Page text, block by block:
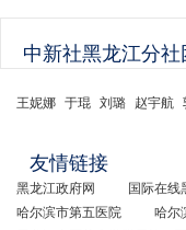
中新社黑龙江分社
王妮娜 于琨 刘璐 赵宇航
友情链接
黑龙江政府网 国际在线
哈尔滨市第五医院
哈尔